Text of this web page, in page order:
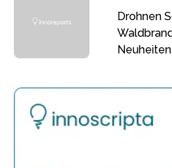
Drohnen
Neuheiten